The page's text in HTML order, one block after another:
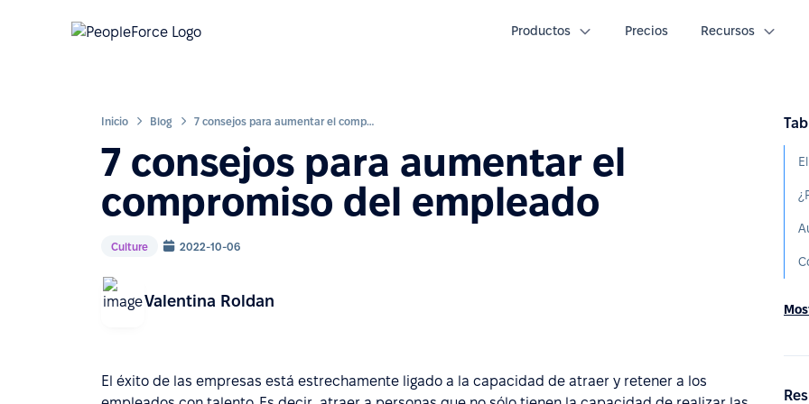
Productos Precios Recursos
Inicio Blog 7 consejos para aumentar el compromiso del empleado
7 consejos para aumentar el
compromiso del empleado
Culture 2022-10-06
Valentina Roldan
El éxito de las empresas está estrechamente ligado a la capacidad de atraer y retener a los